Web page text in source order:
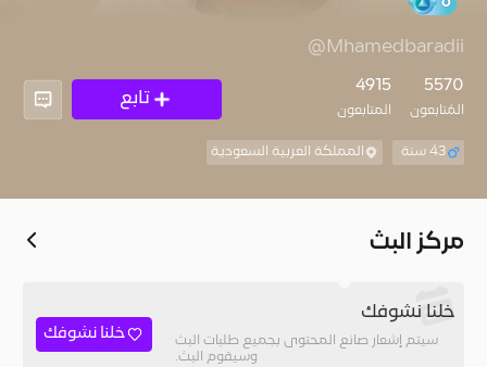
@Mhamedbaradii
5570
المُتابعون
4915
المتابعون
تابع
43 سنة المملكة العربية السعودية
مركز البث
خلنا نشوفك
سيتم إشعار صانع المحتوى بجميع طلبات البث
وسيقوم البث.
خلنا نشوفك